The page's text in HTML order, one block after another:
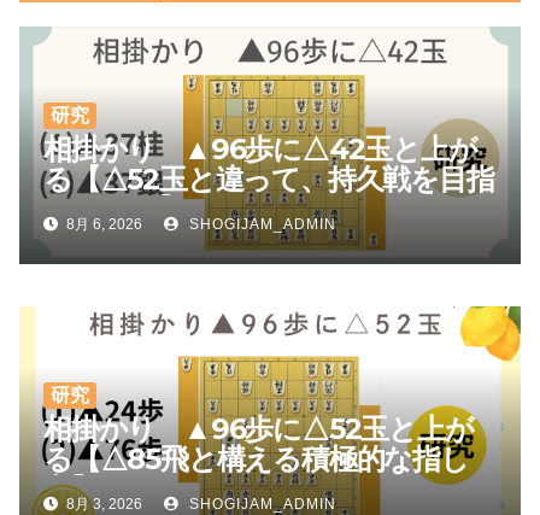
研究
相掛かり ▲96歩に△42玉と上が
る【△52玉と違って、持久戦を目指
しやすい】
8月 6, 2026 SHOGIJAM_ADMIN
研究
相掛かり ▲96歩に△52玉と上が
る【△85飛と構える積極的な指し
方】
8月 3, 2026 SHOGIJAM_ADMIN